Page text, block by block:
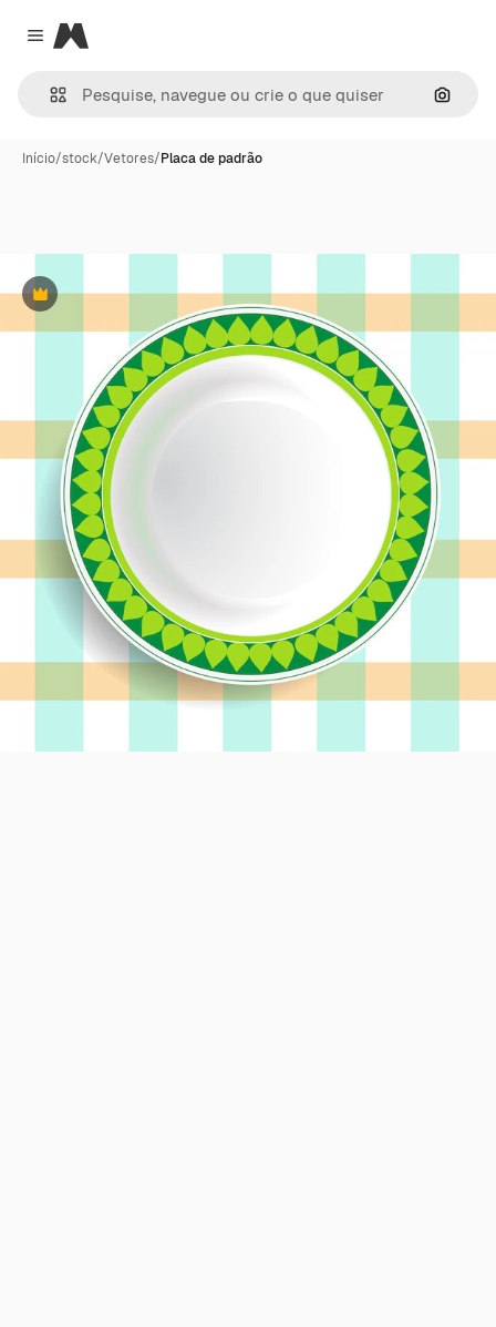
Close menu
Magnific
Início/stock/Vetores/Placa de padrão
Premium